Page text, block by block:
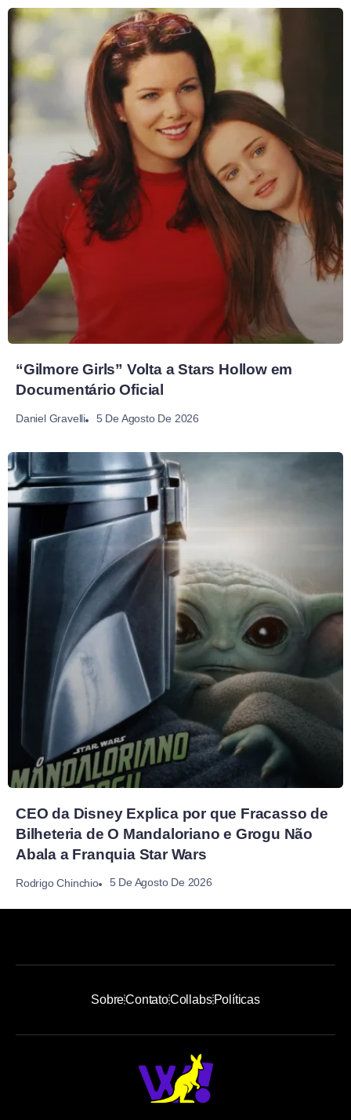
“Gilmore Girls” Volta a Stars Hollow em
Documentário Oficial
Daniel Gravelli 5 De Agosto De 2026
CEO da Disney Explica por que Fracasso de
Bilheteria de O Mandaloriano e Grogu Não
Abala a Franquia Star Wars
Rodrigo Chinchio 5 De Agosto De 2026
SobreContatoCollabsPolíticas